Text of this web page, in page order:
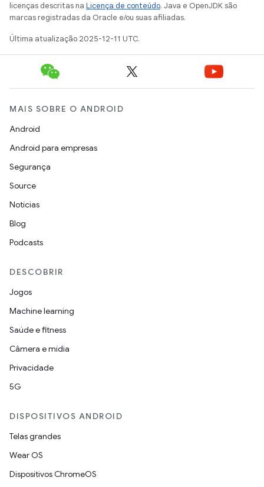
licenças descritas na Licença de conteúdo. Java e OpenJDK são
marcas registradas da Oracle e/ou suas afiliadas.
Última atualização 2025-12-11 UTC.
MAIS SOBRE O ANDROID
Android
Android para empresas
Segurança
Source
Notícias
Blog
Podcasts
DESCOBRIR
Jogos
Machine learning
Saúde e fitness
Câmera e mídia
Privacidade
5G
DISPOSITIVOS ANDROID
Telas grandes
Wear OS
Dispositivos ChromeOS